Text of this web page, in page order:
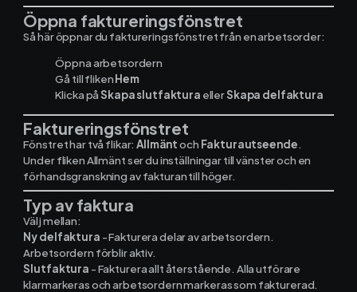
Visma Administration
Tidrapportering
Husarbete
Checklistor
Öppna faktureringsfönstret
Så här öppnar du faktureringsfönstret från en arbetsorder:
Öppna arbetsordern
Gå till flikenHem
Klicka påSkapa slutfaktura ellerSkapa delfaktura
Faktureringsfönstret
Fönstret har två flikar:Allmäntoch Fakturautseende.
Under fliken Allmänt ser du inställningar till vänster och en
förhandsgranskning av fakturan till höger.
Typ av faktura
Välj mellan:
Ny delfaktura - Fakturera delar av arbetsordern.
Arbetsordern förblir aktiv.
Slutfaktura - Fakturera allt återstående. Alla utförare
klarmarkeras och arbetsordern markeras som fakturerad.